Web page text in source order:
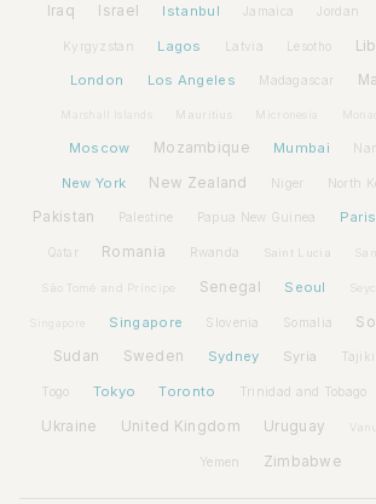
Iraq Israel Istanbul Jamaica Jordan
Kyrgyzstan Lagos Latvia Lesotho
London Los Angeles Madagascar
Marshall Islands Mauritius Micronesia
Moscow Mozambique Mumbai
New York New Zealand Niger North
Pakistan Palestine Papua New Guinea Paris
Qatar Romania Rwanda Saint Lucia
São Tomé and Príncipe Senegal Seoul
Singapore Slovenia Somalia
Sudan Sweden Sydney Syria
Togo Tokyo Toronto Trinidad and Tobago
Ukraine United Kingdom Uruguay
Yemen Zimbabwe